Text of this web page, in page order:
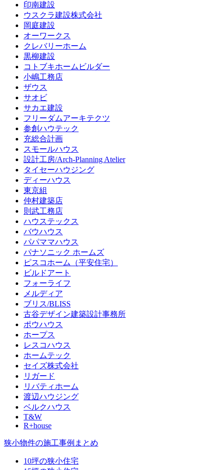
印南建設
ウスクラ建設株式会社
岡庭建設
オーワークス
クレバリーホーム
黒柳建設
コトブキホームビルダー
小嶋工務店
ザウス
サオビ
サカエ建設
フリーダムアーキテクツ
参創ハウテック
充総合計画
スモールハウス
設計工房/Arch-Planning Atelier
タイセーハウジング
ディーハウス
東京組
仲村建築店
則武工務店
ハウステックス
バウハウス
パパママハウス
パナソニック ホームズ
ピスコホーム（平安住宅）
ビルドアート
フォーライフ
メルディア
ブリス/BLISS
古谷デザイン建築設計事務所
ポウハウス
ホープス
レスコハウス
ホームテック
セイズ株式会社
リガード
リバティホーム
渡辺ハウジング
ベルクハウス
T&W
R+house
狭小物件の施工事例まとめ
10坪の狭小住宅